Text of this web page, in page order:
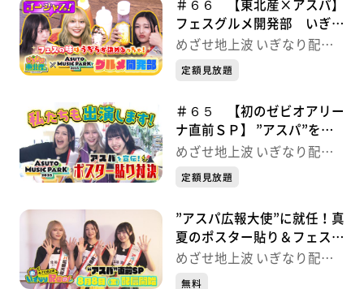
＃６６ 【東北産×アスパ】
フェスグルメ開発部 いぎな
り配信中！
めざせ地上波 いぎなり配信
中！
定額見放題
＃６５ 【初のゼビオアリー
ナ直前ＳＰ】 ”アスパ”を宣
伝！ポスター貼り対決 いぎ
めざせ地上波 いぎなり配信
中！
定額見放題
”アスパ広報大使”に就任！真
夏のポスター貼り＆フェスグ
ルメ開発ＳＰ【番宣】いぎな
めざせ地上波 いぎなり配信
中！
無料